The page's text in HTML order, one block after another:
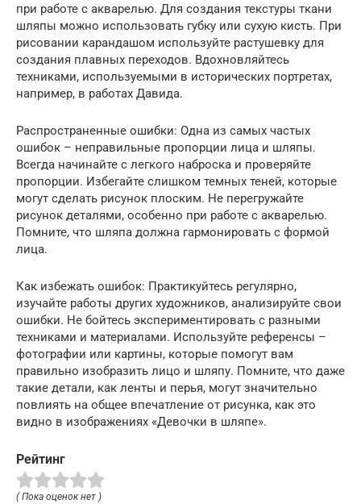
при работе с акварелью. Для создания текстуры ткани
шляпы можно использовать губку или сухую кисть. При
рисовании карандашом используйте растушевку для
создания плавных переходов. Вдохновляйтесь
техниками, используемыми в исторических портретах,
например, в работах Давида.
Распространенные ошибки: Одна из самых частых
ошибок – неправильные пропорции лица и шляпы.
Всегда начинайте с легкого наброска и проверяйте
пропорции. Избегайте слишком темных теней, которые
могут сделать рисунок плоским. Не перегружайте
рисунок деталями, особенно при работе с акварелью.
Помните, что шляпа должна гармонировать с формой
лица.
Как избежать ошибок: Практикуйтесь регулярно,
изучайте работы других художников, анализируйте свои
ошибки. Не бойтесь экспериментировать с разными
техниками и материалами. Используйте референсы –
фотографии или картины, которые помогут вам
правильно изобразить лицо и шляпу. Помните, что даже
такие детали, как ленты и перья, могут значительно
повлиять на общее впечатление от рисунка, как это
видно в изображениях «Девочки в шляпе».
Рейтинг
( Пока оценок нет )